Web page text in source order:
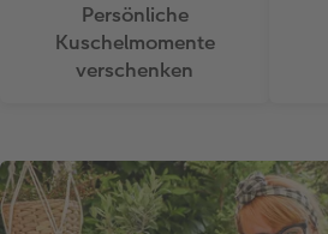
Persönliche
Kuschelmomente
verschenken